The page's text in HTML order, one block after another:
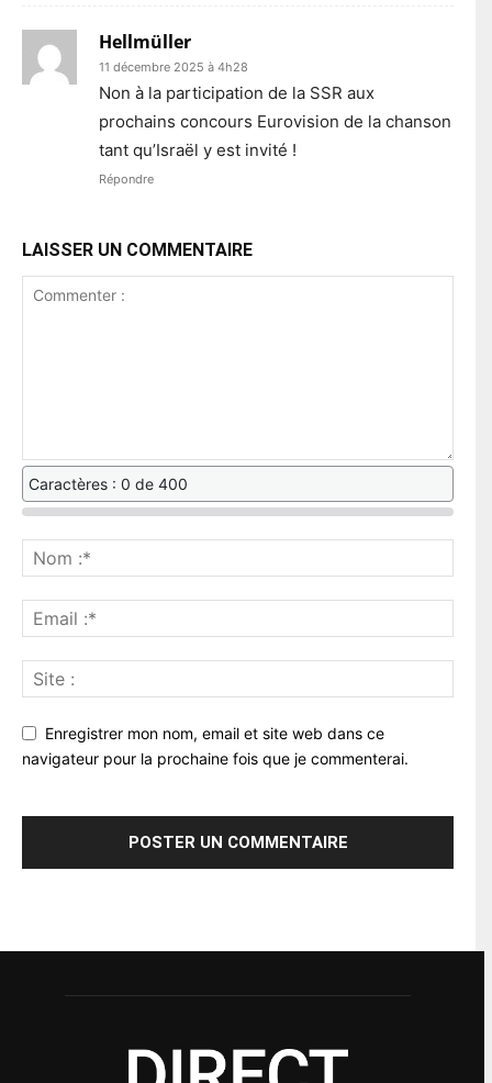
Hellmüller
11 décembre 2025 à 4h28
Non à la participation de la SSR aux
prochains concours Eurovision de la chanson
tant qu’Israël y est invité !
Répondre
LAISSER UN COMMENTAIRE
Caractères : 0 de 400
Enregistrer mon nom, email et site web dans ce
navigateur pour la prochaine fois que je commenterai.